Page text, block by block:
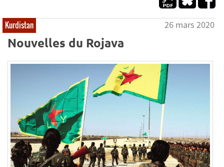
Kurdistan 26 mars 2020
Nouvelles du Rojava